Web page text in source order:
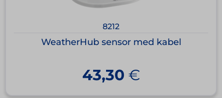
8212
WeatherHub sensor med kabel
43,30 €